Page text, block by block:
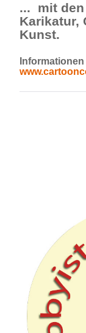
... mit den
Karikatur,
Kunst.